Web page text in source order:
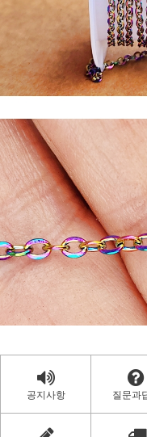
공지사항 질문과